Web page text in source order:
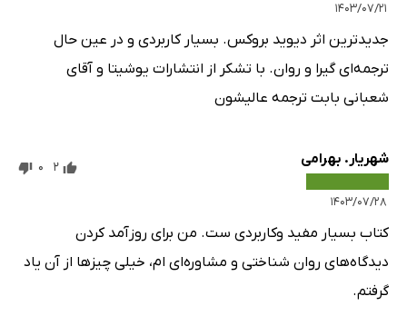
۱۴۰۳/۰۷/۲۱
جدیدترین اثر دیوید بروکس. بسیار کاربردی و در عین حال
ترجمه‌ای گیرا و روان. با تشکر از انتشارات یوشیتا و آقای
شعبانی بابت ترجمه عالیشون
شهریار. بهرامی
۱۴۰۳/۰۷/۲۸
2
0
کتاب بسیار مفید وکاربردی ست. من برای روزآمد کردن
دیدگاه‌های روان شناختی و مشاوره‌ای ام، خیلی چیزها از آن یاد
گرفتم.